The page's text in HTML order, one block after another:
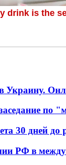
Украину.
по
30 дней до
РФ в